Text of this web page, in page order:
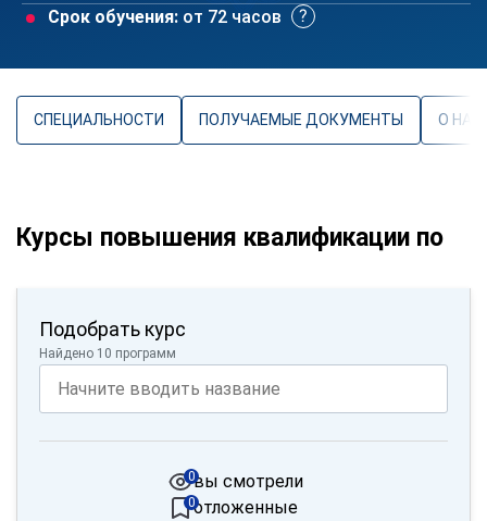
Срок обучения: от 72 часов
СПЕЦИАЛЬНОСТИ ПОЛУЧАЕМЫЕ ДОКУМЕНТЫ О
Курсы повышения квалификации по
Подобрать курс
Найдено 10 программ
вы смотрели
0
отложенные
0